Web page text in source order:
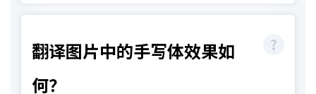
翻译图片中的手写体效果如
何？